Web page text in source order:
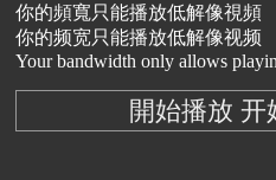
你的頻寬只能播放低解像視頻
你的频宽只能播放低解像视频
Your bandwidth only allows
開始播放